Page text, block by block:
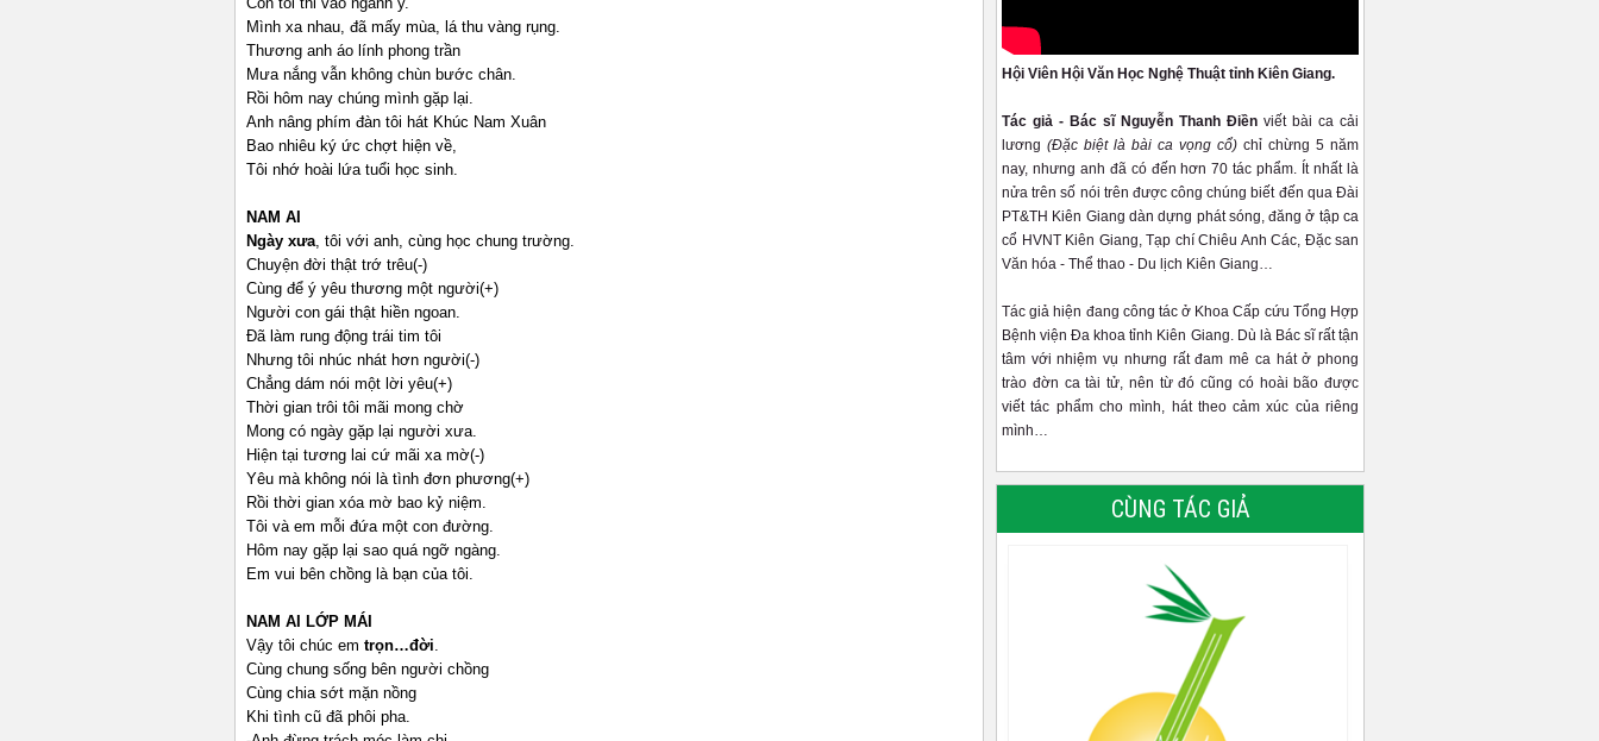
Mình xa nhau, đã mấy mùa, lá thu vàng rụng.
Thương anh áo lính phong trần
Mưa nắng vẫn không chùn bước chân.
Rồi hôm nay chúng mình gặp lại.
Anh nâng phím đàn tôi hát Khúc Nam Xuân
Bao nhiêu ký ức chợt hiện về,
Tôi nhớ hoài lứa tuổi học sinh.
NAM AI
Ngày xưa, tôi với anh, cùng học chung trường.
Chuyện đời thật trớ trêu(-)
Cùng để ý yêu thương một người(+)
Người con gái thật hiền ngoan.
Đã làm rung động trái tim tôi
Nhưng tôi nhúc nhát hơn người(-)
Chẳng dám nói một lời yêu(+)
Thời gian trôi tôi mãi mong chờ
Mong có ngày gặp lại người xưa.
Hiện tại tương lai cứ mãi xa mờ(-)
Yêu mà không nói là tình đơn phương(+)
Rồi thời gian xóa mờ bao kỷ niệm.
Tôi và em mỗi đứa một con đường.
Hôm nay gặp lại sao quá ngỡ ngàng.
Em vui bên chồng là bạn của tôi.
NAM AI LỚP MÁI
Vậy tôi chúc em trọn…đời.
Cùng chung sống bên người chồng
Cùng chia sớt mặn nồng
Khi tình cũ đã phôi pha.
Hội Viên Hội Văn Học Nghệ Thuật tỉnh Kiên Giang.
Tác giả - Bác sĩ Nguyễn Thanh Điền viết bài ca cải
lương (Đặc biệt là bài ca vọng cổ) chỉ chừng 5 năm
nay, nhưng anh đã có đến hơn 70 tác phẩm. Ít nhất là
nửa trên số nói trên được công chúng biết đến qua Đài
PT&TH Kiên Giang dàn dựng phát sóng, đăng ở tập ca
cổ HVNT Kiên Giang, Tạp chí Chiêu Anh Các, Đặc san
Văn hóa - Thể thao - Du lịch Kiên Giang…
Tác giả hiện đang công tác ở Khoa Cấp cứu Tổng Hợp
Bệnh viện Đa khoa tỉnh Kiên Giang. Dù là Bác sĩ rất tận
tâm với nhiệm vụ nhưng rất đam mê ca hát ở phong
trào đờn ca tài tử, nên từ đó cũng có hoài bão được
viết tác phẩm cho mình, hát theo cảm xúc của riêng
mình…
CÙNG TÁC GIẢ